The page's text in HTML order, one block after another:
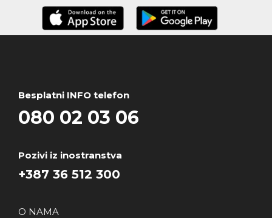
Besplatni INFO telefon
080 02 03 06
Pozivi iz inostranstva
+387 36 512 300
O NAMA